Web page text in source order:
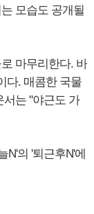
모습도 공개될
마무리한다. 바
다. 매콤한 국물
서는 "야근도 가
N'의 '퇴근후N'에